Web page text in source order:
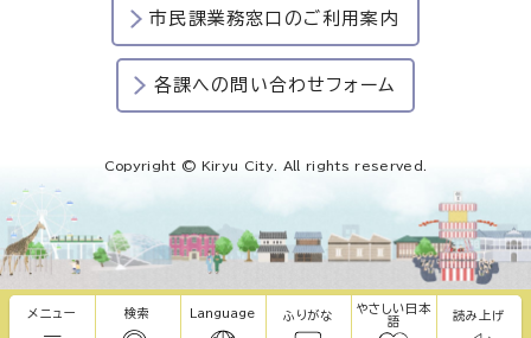
メニュー 検索 Language ふりがな
やさしい日本
語
読み上げ
市民課業務窓口のご利用案内
各課への問い合わせフォーム
Copyright © Kiryu City. All rights reserved.